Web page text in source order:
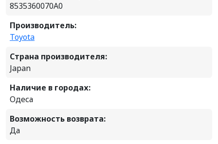
8535360070A0
Производитель:
Toyota
Страна производителя:
Japan
Наличие в городах:
Одеса
Возможность возврата:
Да